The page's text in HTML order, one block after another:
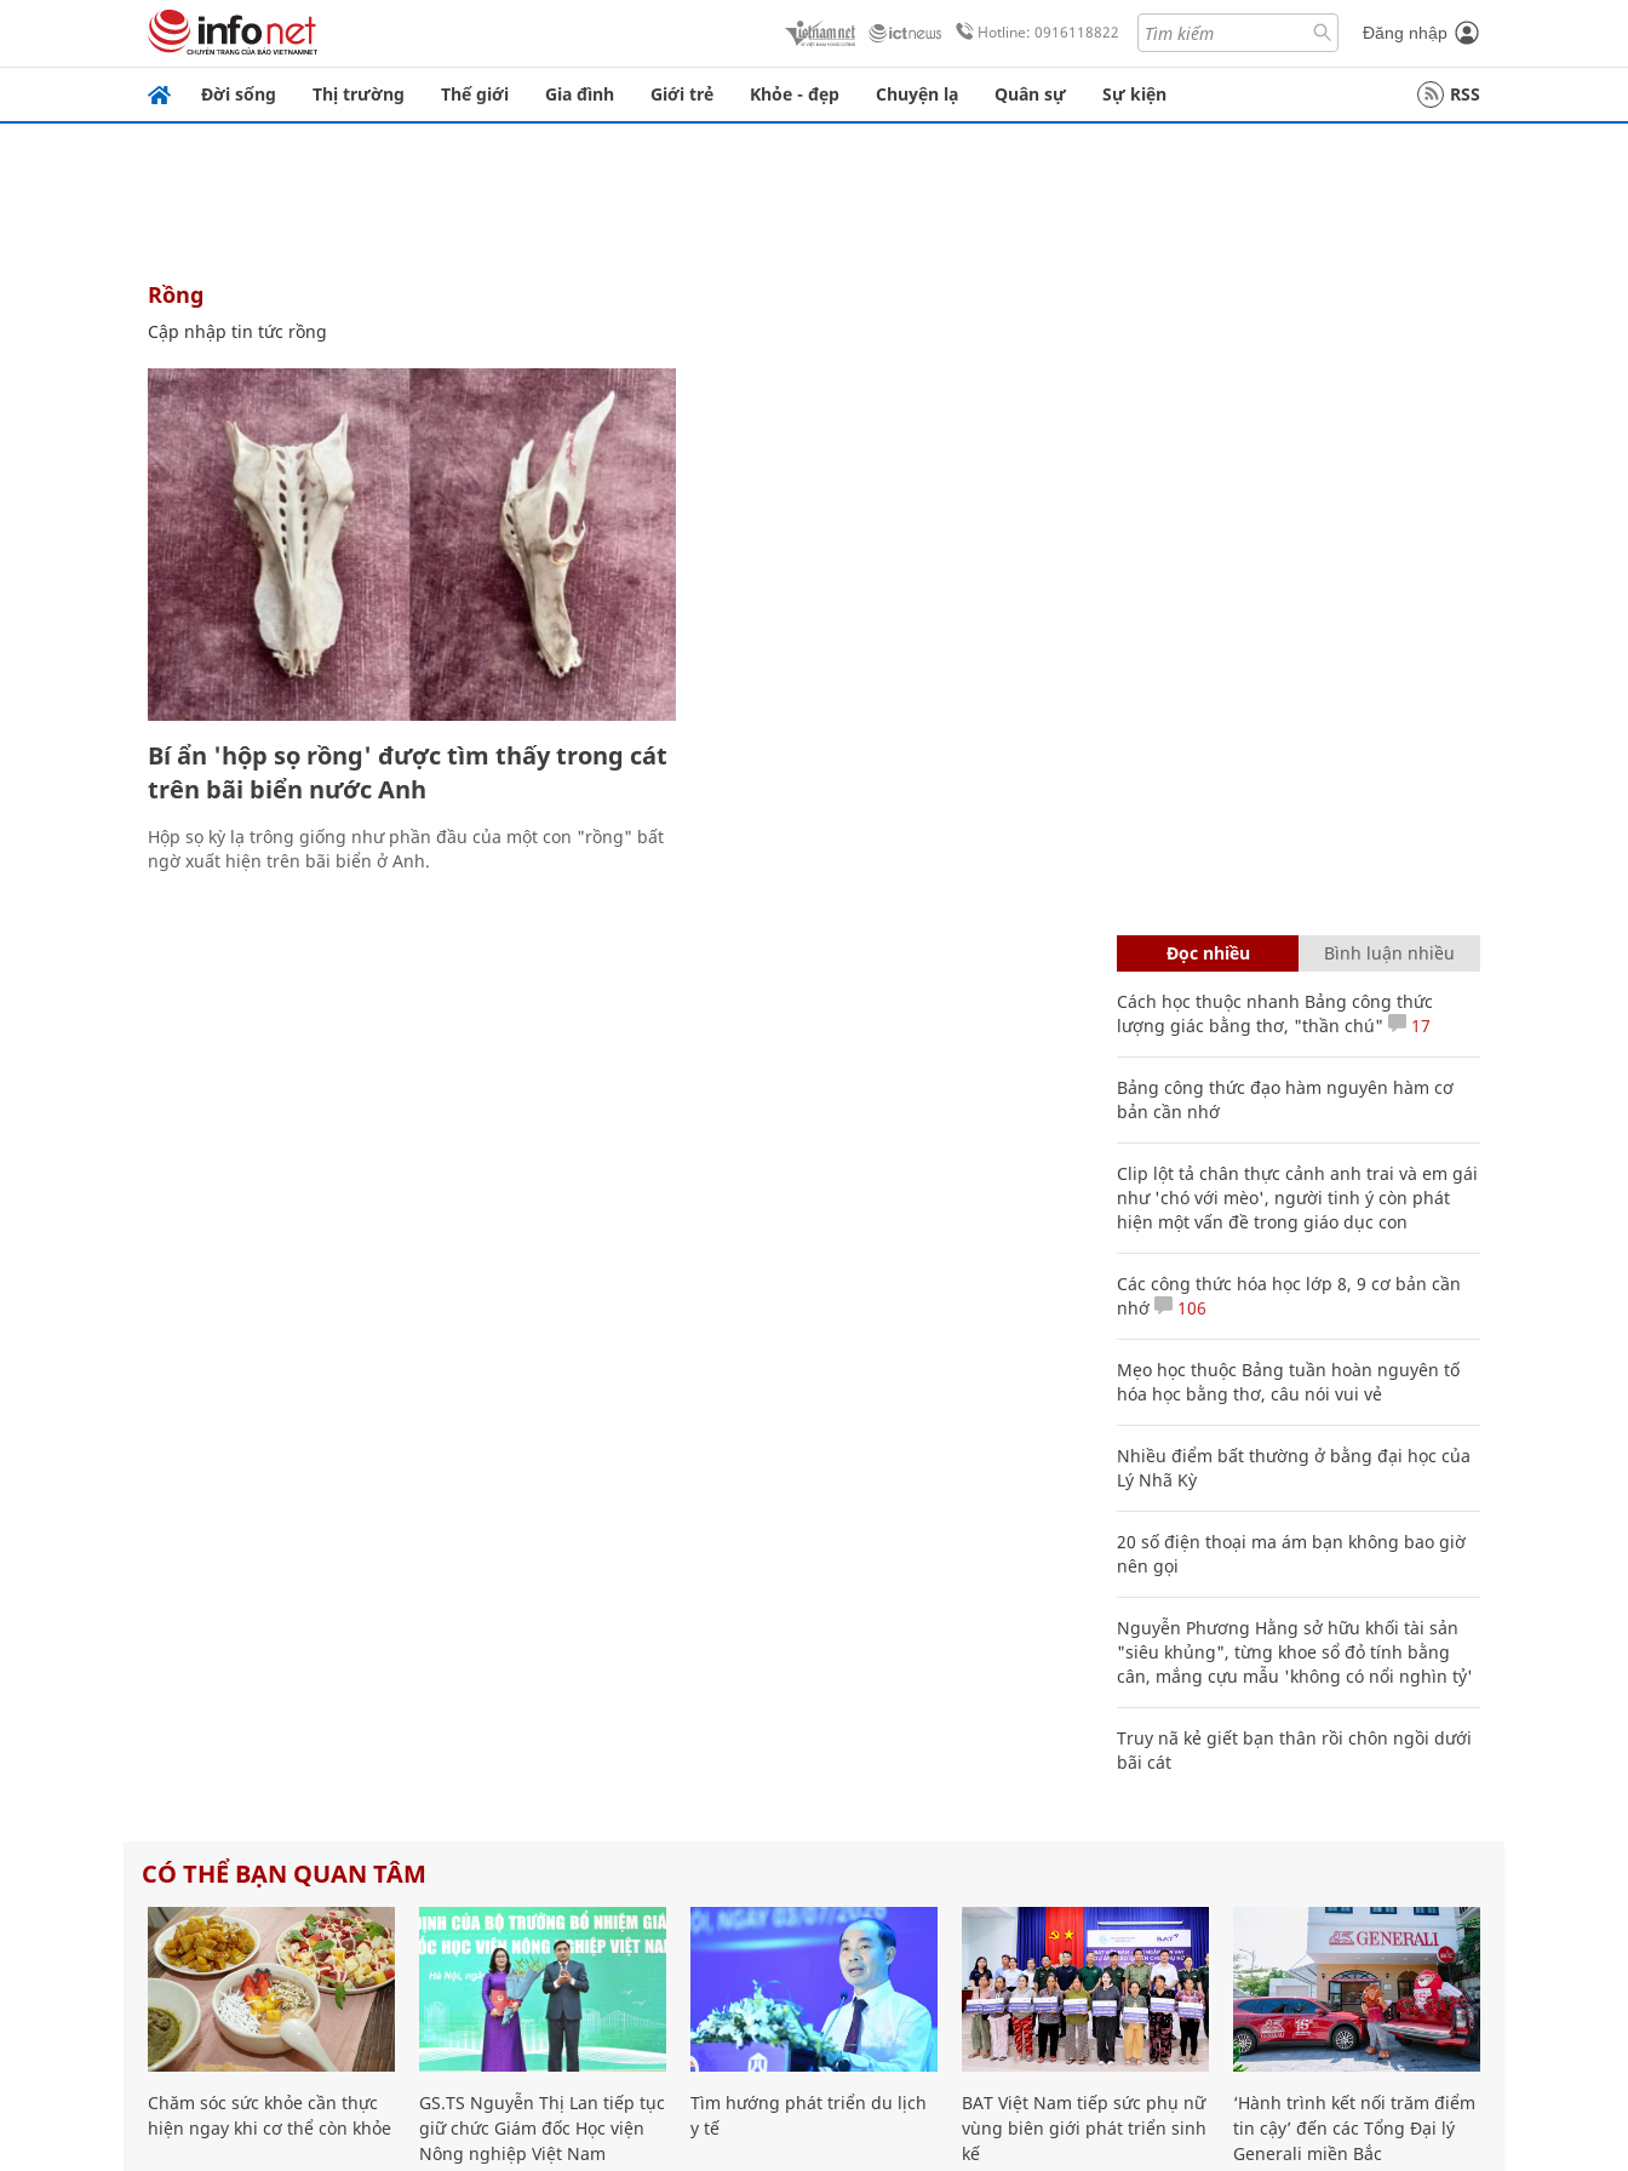
Hotline: 0916118822 Đăng nhập
Đời sống Thị trường Thế giới Gia đình Giới trẻ Khỏe - đẹp Chuyện lạ Quân sự Sự kiện RSS
rồng
Cập nhập tin tức rồng
Bí ẩn 'hộp sọ rồng' được tìm thấy trong cát
trên bãi biển nước Anh
Hộp sọ kỳ lạ trông giống như phần đầu của một con "rồng" bất
ngờ xuất hiện trên bãi biển ở Anh.
Đọc nhiều Bình luận nhiều
Cách học thuộc nhanh Bảng công thức
lượng giác bằng thơ, "thần chú"
17
Bảng công thức đạo hàm nguyên hàm cơ
bản cần nhớ
Clip lột tả chân thực cảnh anh trai và em gái
như 'chó với mèo', người tinh ý còn phát
hiện một vấn đề trong giáo dục con
Các công thức hóa học lớp 8, 9 cơ bản cần
nhớ
106
Mẹo học thuộc Bảng tuần hoàn nguyên tố
hóa học bằng thơ, câu nói vui vẻ
Nhiều điểm bất thường ở bằng đại học của
Lý Nhã Kỳ
20 số điện thoại ma ám bạn không bao giờ
nên gọi
Nguyễn Phương Hằng sở hữu khối tài sản
"siêu khủng", từng khoe sổ đỏ tính bằng
cân, mắng cựu mẫu 'không có nổi nghìn tỷ'
Truy nã kẻ giết bạn thân rồi chôn ngồi dưới
bãi cát
CÓ THỂ BẠN QUAN TÂM
Chăm sóc sức khỏe cần thực
hiện ngay khi cơ thể còn khỏe
GS.TS Nguyễn Thị Lan tiếp tục
giữ chức Giám đốc Học viện
Nông nghiệp Việt Nam
Tìm hướng phát triển du lịch
y tế
BAT Việt Nam tiếp sức phụ nữ
vùng biên giới phát triển sinh
kế
‘Hành trình kết nối trăm điểm
tin cậy’ đến các Tổng Đại lý
Generali miền Bắc